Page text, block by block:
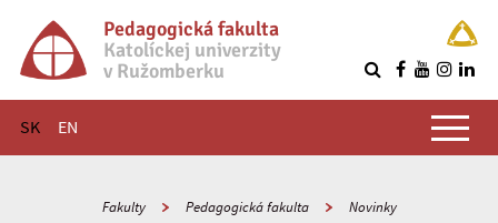
Pedagogická fakulta
Katolíckej univerzity
v Ružomberku
SK EN
Hlavné menu
Fakulty Pedagogická fakulta Novinky